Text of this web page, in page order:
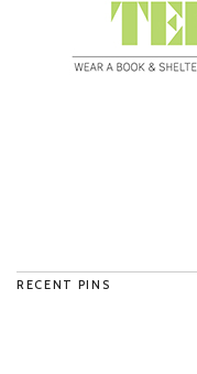
RECENT PINS